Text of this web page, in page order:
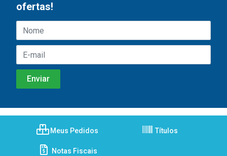
ofertas!
Meus Pedidos Títulos
Notas Fiscais